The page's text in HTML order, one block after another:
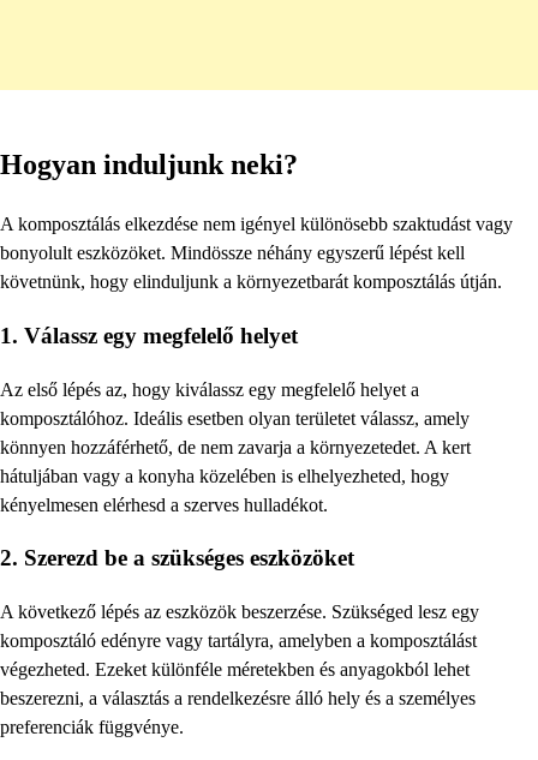
Hogyan induljunk neki?
A komposztálás elkezdése nem igényel különösebb szaktudást vagy
bonyolult eszközöket. Mindössze néhány egyszerű lépést kell
követnünk, hogy elinduljunk a környezetbarát komposztálás útján.
1. Válassz egy megfelelő helyet
Az első lépés az, hogy kiválassz egy megfelelő helyet a
komposztálóhoz. Ideális esetben olyan területet válassz, amely
könnyen hozzáférhető, de nem zavarja a környezetedet. A kert
hátuljában vagy a konyha közelében is elhelyezheted, hogy
kényelmesen elérhesd a szerves hulladékot.
2. Szerezd be a szükséges eszközöket
A következő lépés az eszközök beszerzése. Szükséged lesz egy
komposztáló edényre vagy tartályra, amelyben a komposztálást
végezheted. Ezeket különféle méretekben és anyagokból lehet
beszerezni, a választás a rendelkezésre álló hely és a személyes
preferenciák függvénye.